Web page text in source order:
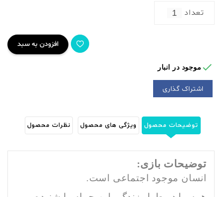
تعداد
افزودن به سبد
 موجود در انبار
اشتراک گذاری
توضیحات محصول ویژگی های محصول نظرات محصول
توضیحات بازی:
انسان موجود اجتماعی است.